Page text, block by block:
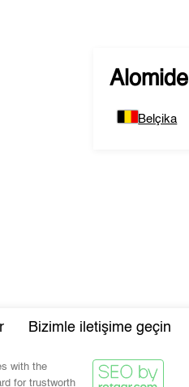
Alomide
Belçika
Bizimle iletişime geçin
with the
for trustworth